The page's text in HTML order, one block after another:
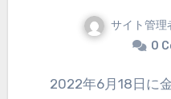
サイト管理
0
2022年6月18日に金山町上横田地区を訪問